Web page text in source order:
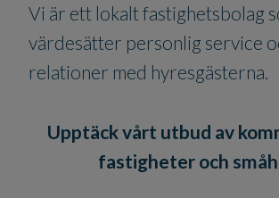
Vi är ett lokalt fastighetsbolag
värdesätter personlig service
relationer med hyresgästerna.
Upptäck vårt utbud av
fastigheter och